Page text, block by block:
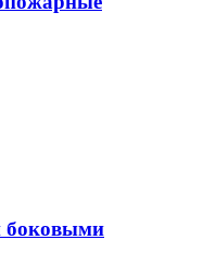
боковыми